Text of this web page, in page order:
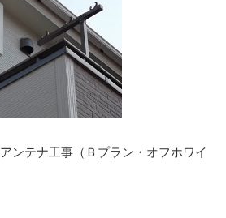
ンテナ工事（Ｂプラン・オフホワイ